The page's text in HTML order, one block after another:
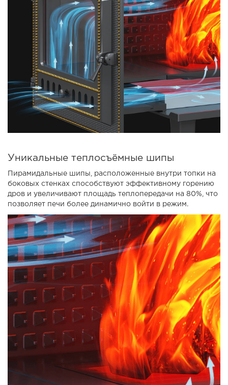
Уникальные теплосъёмные шипы
Пирамидальные шипы, расположенные внутри топки на
боковых стенках способствуют эффективному горению
дров и увеличивают площадь теплопередачи на 80%, что
позволяет печи более динамично войти в режим.